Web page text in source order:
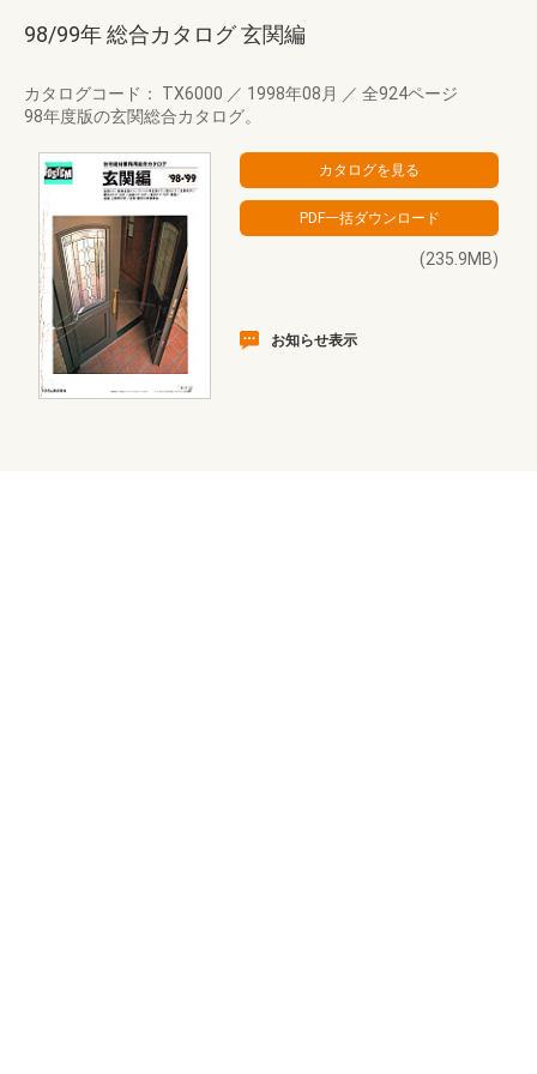
98/99年 総合カタログ 玄関編
カタログコード： TX6000 ／ 1998年08月 ／ 全924ページ
98年度版の玄関総合カタログ。
(235.9MB)
お知らせ表示